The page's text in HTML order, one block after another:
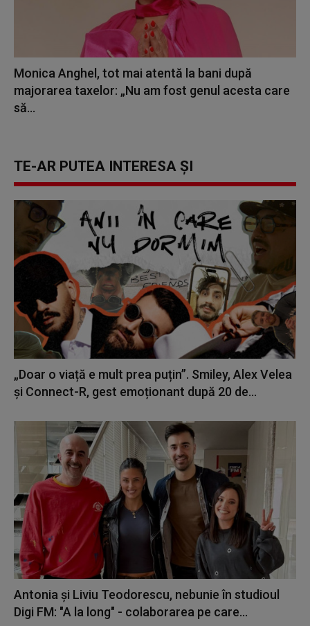
Monica Anghel, tot mai atentă la bani după
majorarea taxelor: „Nu am fost genul acesta care
să...
TE-AR PUTEA INTERESA ȘI
„Doar o viață e mult prea puțin”. Smiley, Alex Velea
și Connect-R, gest emoționant după 20 de...
Antonia și Liviu Teodorescu, nebunie în studioul
Digi FM: "A la long" - colaborarea pe care...